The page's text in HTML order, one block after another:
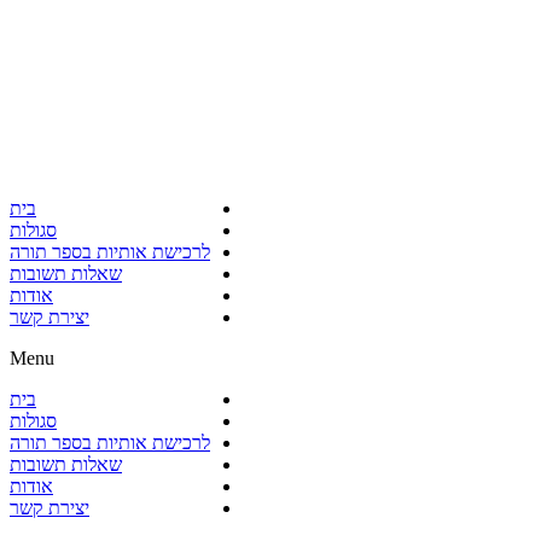
בית
סגולות
לרכישת אותיות בספר תורה
שאלות תשובות
אודות
יצירת קשר
Menu
בית
סגולות
לרכישת אותיות בספר תורה
שאלות תשובות
אודות
יצירת קשר